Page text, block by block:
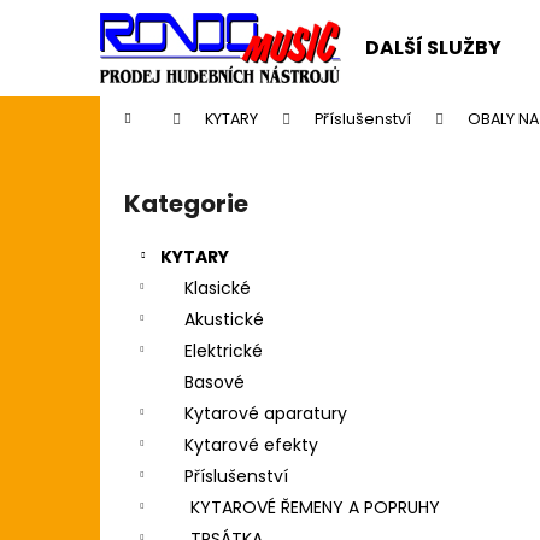
DALŠÍ SLUŽBY
Domů KYTARY Příslušenství OBALY
Přeskočit
kategorie
Kategorie
KYTARY
Klasické
Akustické
Elektrické
Basové
Kytarové aparatury
Kytarové efekty
Příslušenství
KYTAROVÉ ŘEMENY A POPRUHY
í
Zpět
do
Zpět
do
CASIO CDP S110BK BEZ STOJANU